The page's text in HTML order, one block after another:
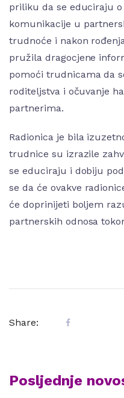
priliku da se educiraju
komunikacije u
trudnoće i nakon
pružila dragocjene
pomoći trudnicama da
roditeljstva i očuvanje
partnerima.
Radionica je bila
trudnice su izrazile
se educiraju i dobiju
se da će ovakve
će doprinijeti boljem
partnerskih odnosa
Share:
Posljednje